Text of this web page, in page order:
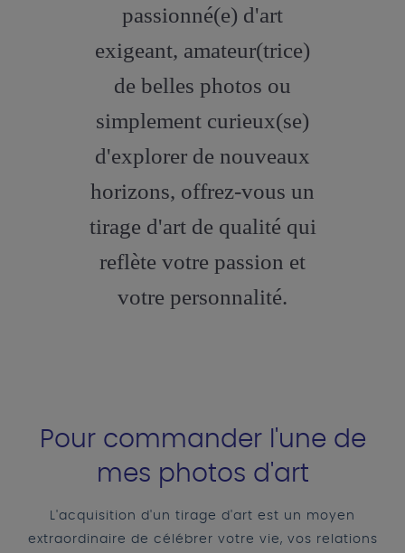
passionné(e) d'art
exigeant, amateur(trice)
de belles photos ou
simplement curieux(se)
d'explorer de nouveaux
horizons, offrez-vous un
tirage d'art de qualité qui
reflète votre passion et
votre personnalité.
Pour commander l'une de
mes photos d'art
L'acquisition d'un tirage d'art est un moyen
extraordinaire de célébrer votre vie, vos relations